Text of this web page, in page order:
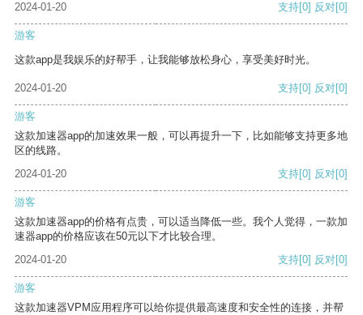
2024-01-20
支持[0] 反对[0]
游客
这款app是我娱乐的好帮手，让我能够放松身心，享受美好时光。
2024-01-20 支持[0] 反对[0]
游客
这款加速器app的加速效果一般，可以再提升一下，比如能够支持更多地
区的线路。
2024-01-20
支持[0] 反对[0]
游客
这款加速器app的价格有点贵，可以适当降低一些。我个人觉得，一款加
速器app的价格应该在50元以下才比较合理。
2024-01-20
支持[0] 反对[0]
游客
这款加速器VPM应用程序可以给你提供最高速度和安全性的连接，并帮